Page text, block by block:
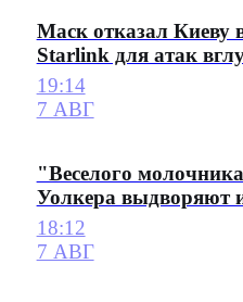
Маск отказал Киеву
Starlink для атак
19:14
7 АВГ
"Веселого
Уолкера выдворяют
18:12
7 АВГ